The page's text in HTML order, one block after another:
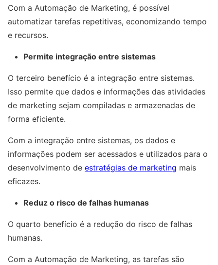
Com a Automação de Marketing, é possível
automatizar tarefas repetitivas, economizando tempo
e recursos.
Permite integração entre sistemas
O terceiro benefício é a integração entre sistemas.
Isso permite que dados e informações das atividades
de marketing sejam compiladas e armazenadas de
forma eficiente.
Com a integração entre sistemas, os dados e
informações podem ser acessados e utilizados para o
desenvolvimento de estratégias de marketing mais
eficazes.
Reduz o risco de falhas humanas
O quarto benefício é a redução do risco de falhas
humanas.
Com a Automação de Marketing, as tarefas são